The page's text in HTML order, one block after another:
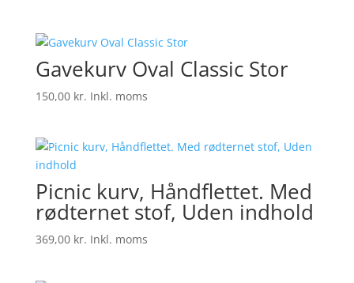
Gavekurv Oval Classic Stor
150,00 kr. Inkl. moms
Picnic kurv, Håndflettet. Med
rødternet stof, Uden indhold
369,00 kr. Inkl. moms